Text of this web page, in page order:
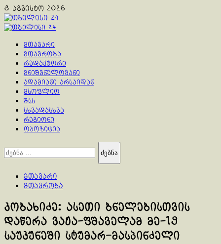
Skip
to
content
8 აგვისტო 2026
Primary
მთავარი
მთავრობა
რედაქტორი
მნიშვნელოვანი
ადამიანი არსაიდან
მსოფლიო
შსს
სხვადასხვა
რეგიონი
ოპოზიცია
ძებნა:
მთავარი
მთავრობა
კობახიძე: ასეთი ბნელებისთვის
დაწერა ვაჟა-ფშაველამ მე-19
საუკუნეში სტუმარ-მასპინძელი